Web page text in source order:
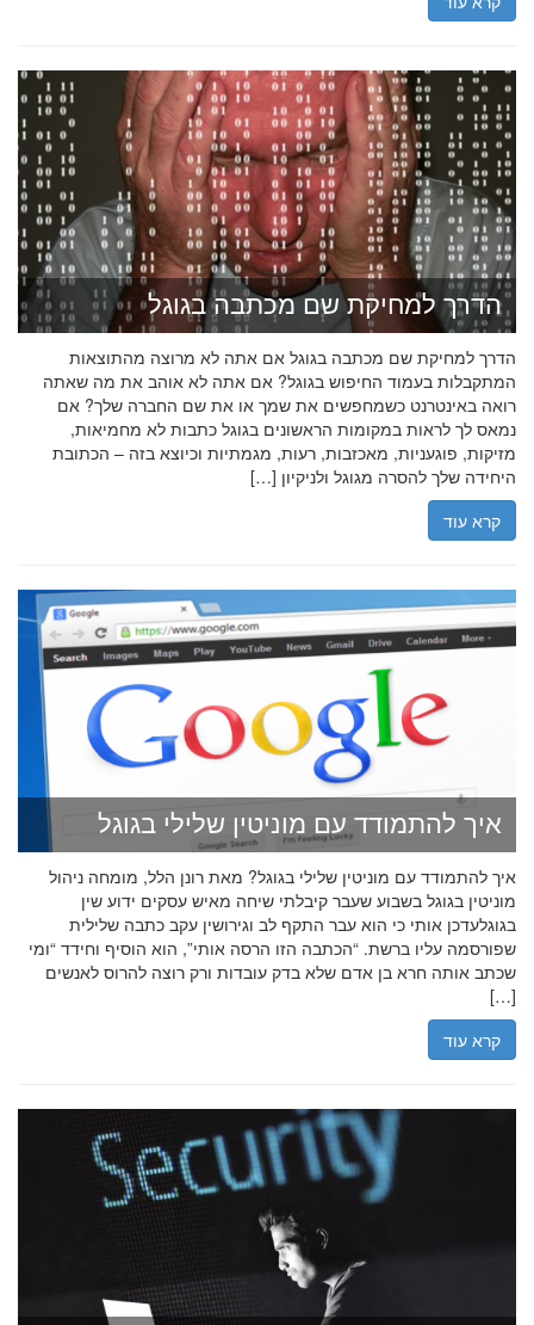
הדרך למחיקת שם מכתבה בגוגל
הדרך למחיקת שם מכתבה בגוגל אם אתה לא מרוצה מהתוצאות
המתקבלות בעמוד החיפוש בגוגל? אם אתה לא אוהב את מה שאתה
רואה באינטרנט כשמחפשים את שמך או את שם החברה שלך? אם
נמאס לך לראות במקומות הראשונים בגוגל כתבות לא מחמיאות,
מזיקות, פוגעניות, מאכזבות, רעות, מגמתיות וכיוצא בזה – הכתובת
היחידה שלך להסרה מגוגל ולניקיון […]
קרא עוד
איך להתמודד עם מוניטין שלילי בגוגל
איך להתמודד עם מוניטין שלילי בגוגל? מאת רונן הלל, מומחה ניהול
מוניטין בגוגל בשבוע שעבר קיבלתי שיחה מאיש עסקים ידוע שין
בגוגלעדכן אותי כי הוא עבר התקף לב וגירושין עקב כתבה שלילית
שפורסמה עליו ברשת. “הכתבה הזו הרסה אותי”, הוא הוסיף וחידד “ומי
שכתב אותה חרא בן אדם שלא בדק עובדות ורק רוצה להרוס לאנשים
[…]
קרא עוד